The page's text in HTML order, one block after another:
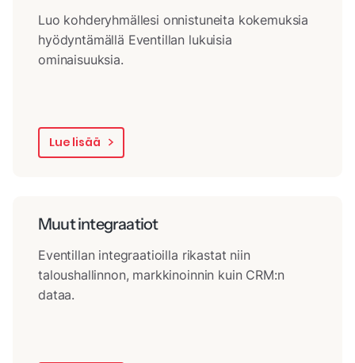
Luo kohderyhmällesi onnistuneita kokemuksia
hyödyntämällä Eventillan lukuisia
ominaisuuksia.
Lue lisää
Muut integraatiot
Eventillan integraatioilla rikastat niin
taloushallinnon, markkinoinnin kuin CRM:n
dataa.